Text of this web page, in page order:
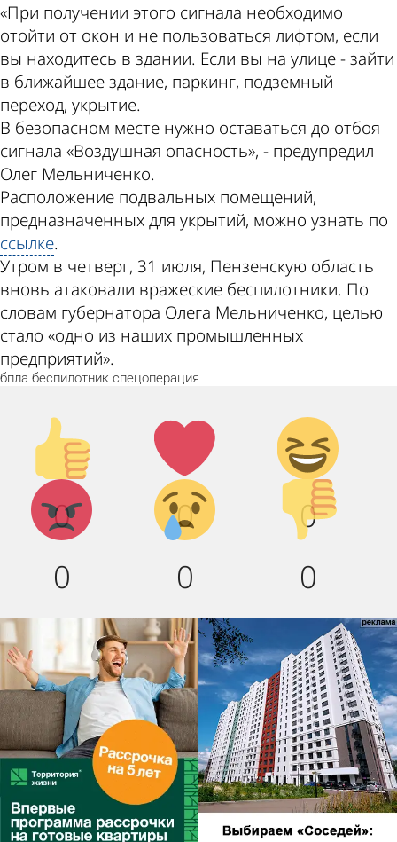
«При получении этого сигнала необходимо
отойти от окон и не пользоваться лифтом, если
вы находитесь в здании. Если вы на улице - зайти
в ближайшее здание, паркинг, подземный
переход, укрытие.
В безопасном месте нужно оставаться до отбоя
сигнала «Воздушная опасность», - предупредил
Олег Мельниченко.
Расположение подвальных помещений,
предназначенных для укрытий, можно узнать по
ссылке.
Утром в четверг, 31 июля, Пензенскую область
вновь атаковали вражеские беспилотники. По
словам губернатора Олега Мельниченко, целью
стало «одно из наших промышленных
предприятий».
бпла беспилотник спецоперация
Палец
вверх!
0
Лайк!
0
Дикий
смех!
0
Агрессия!
0
Грусть :
(
0
Палец
вниз!
0